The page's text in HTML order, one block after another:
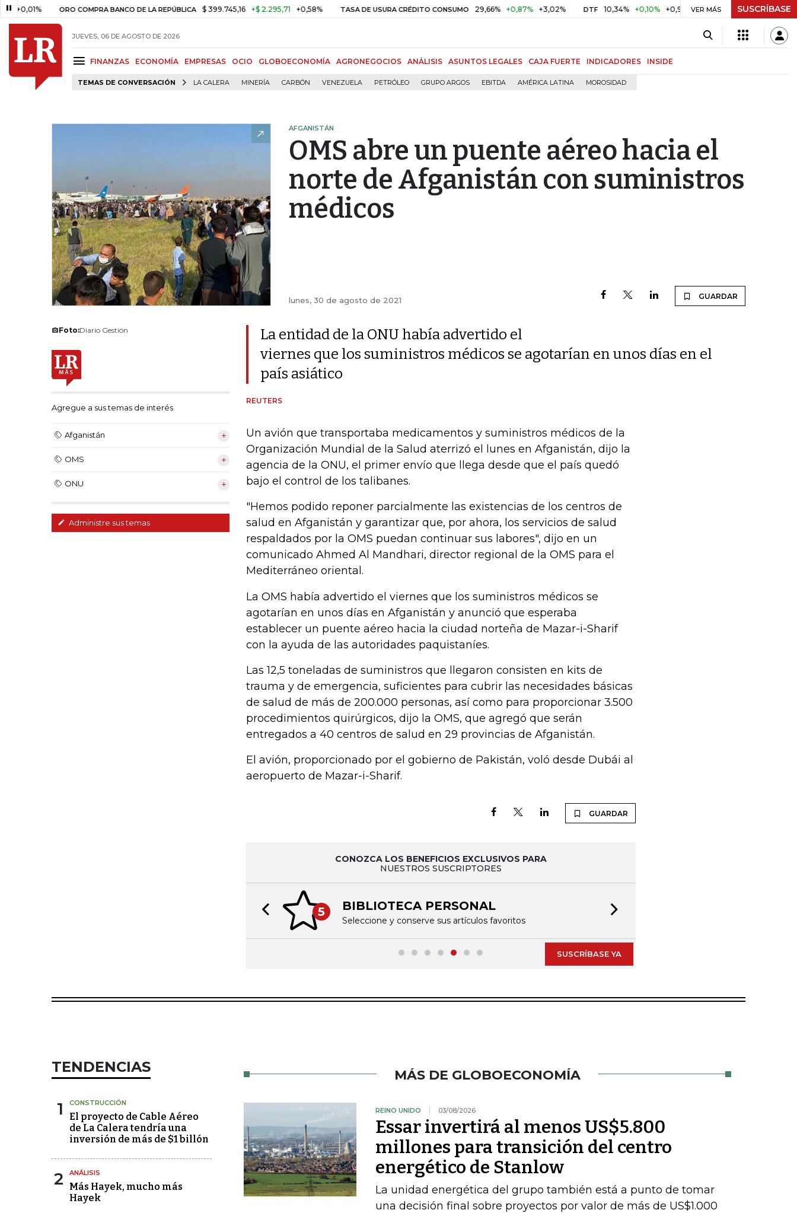
ORO COMPRA BANCO DE LA REPÚBLICA $ 399.745,16 +$ 2.295,71 +0,58% TASA DE USURA CRÉDITO CONSUMO 29,66% +0,87% +3,02% DTF 10,34% +0,10% +0,98% UVR $ 416,86 +$ 0,05 +0,01%
VER MÁS SUSCRÍBASE
JUEVES, 06 DE AGOSTO DE 2026
FINANZAS ECONOMÍA EMPRESAS OCIO GLOBOECONOMÍA AGRONEGOCIOS ANÁLISIS ASUNTOS LEGALES CAJA FUERTE INDICADORES INSIDE
TEMAS DE CONVERSACIÓN LA CALERA MINERÍA CARBÓN VENEZUELA PETRÓLEO GRUPO ARGOS EBITDA AMÉRICA LATINA MOROSIDAD
AFGANISTÁN
OMS abre un puente aéreo hacia el
norte de Afganistán con suministros
médicos
lunes, 30 de agosto de 2021 GUARDAR
Foto:Diario Gestión
Agregue a sus temas de interés
Afganistán
OMS
ONU
Administre sus temas
La entidad de la ONU había advertido el
viernes que los suministros médicos se agotarían en unos días en el
país asiático
REUTERS
Un avión que transportaba medicamentos y suministros médicos de la
Organización Mundial de la Salud aterrizó el lunes en Afganistán, dijo la
agencia de la ONU, el primer envío que llega desde que el país quedó
bajo el control de los talibanes.
"Hemos podido reponer parcialmente las existencias de los centros de
salud en Afganistán y garantizar que, por ahora, los servicios de salud
respaldados por la OMS puedan continuar sus labores", dijo en un
comunicado Ahmed Al Mandhari, director regional de la OMS para el
Mediterráneo oriental.
La OMS había advertido el viernes que los suministros médicos se
agotarían en unos días en Afganistán y anunció que esperaba
establecer un puente aéreo hacia la ciudad norteña de Mazar-i-Sharif
con la ayuda de las autoridades paquistaníes.
Las 12,5 toneladas de suministros que llegaron consisten en kits de
trauma y de emergencia, suficientes para cubrir las necesidades básicas
de salud de más de 200.000 personas, así como para proporcionar 3.500
procedimientos quirúrgicos, dijo la OMS, que agregó que serán
entregados a 40 centros de salud en 29 provincias de Afganistán.
El avión, proporcionado por el gobierno de Pakistán, voló desde Dubái al
aeropuerto de Mazar-i-Sharif.
GUARDAR
CONOZCA LOS BENEFICIOS EXCLUSIVOS PARA
NUESTROS SUSCRIPTORES
5 BIBLIOTECA PERSONAL
Seleccione y conserve sus artículos favoritos
Previous slide
SUSCRÍBASE YA
TENDENCIAS
1 CONSTRUCCIÓN
El proyecto de Cable Aéreo
de La Calera tendría una
inversión de más de $1 billón
2 ANÁLISIS
Más Hayek, mucho más
Hayek
MÁS DE GLOBOECONOMÍA
REINO UNIDO 03/08/2026
Essar invertirá al menos US$5.800
millones para transición del centro
energético de Stanlow
La unidad energética del grupo también está a punto de tomar
una decisión final sobre proyectos por valor de más de US$1.000